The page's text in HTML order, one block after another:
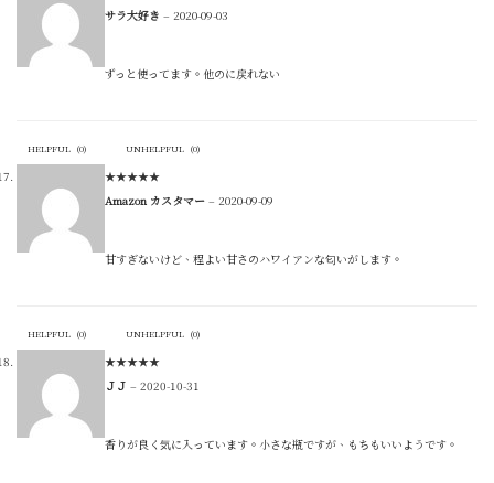
サラ大好き – 2020-09-03
ずっと使ってます。他のに戻れない
HELPFUL (0) UNHELPFUL (0)
★★★★★
Amazon カスタマー – 2020-09-09
甘すぎないけど、程よい甘さのハワイアンな匂いがします。
HELPFUL (0) UNHELPFUL (0)
★★★★★
ＪＪ – 2020-10-31
香りが良く気に入っています。小さな瓶ですが、もちもいいようです。